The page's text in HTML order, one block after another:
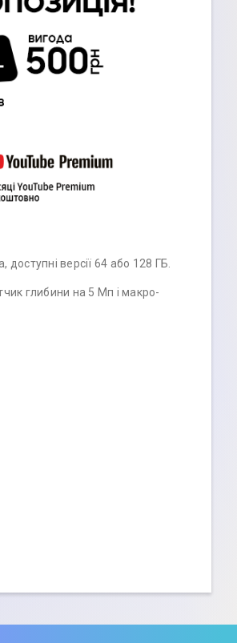
версії 64 або 128 ГБ.
глибини на 5 Мп і макро-